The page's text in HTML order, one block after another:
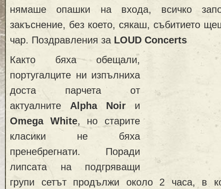
нямаше опашки на входа, всичко
закъснение, без което, сякаш, събитието
чар. Поздравления за LOUD Concerts
Както бяха обещали,
португалците ни изпълниха
доста парчета от
актуалните Alpha Noir и
Omega White, но старите
класики не бяха
пренебрегнати. Поради
липсата на подгряващи
групи сетът продължи около 2 часа, в